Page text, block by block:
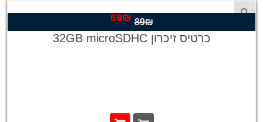
89₪
המחיר
המקורי
היה:
69₪
המחיר
הנוכחי
הוא:
כרטיס זיכרון 32GB microSDHC